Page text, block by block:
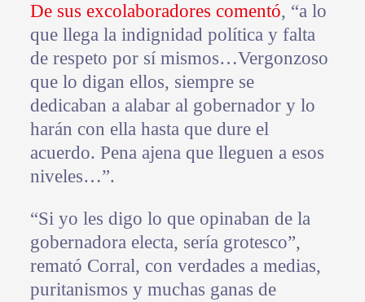
De sus excolaboradores comentó, “a lo
que llega la indignidad política y falta
de respeto por sí mismos…Vergonzoso
que lo digan ellos, siempre se
dedicaban a alabar al gobernador y lo
harán con ella hasta que dure el
acuerdo. Pena ajena que lleguen a esos
niveles…”.
“Si yo les digo lo que opinaban de la
gobernadora electa, sería grotesco”,
remató Corral, con verdades a medias,
puritanismos y muchas ganas de